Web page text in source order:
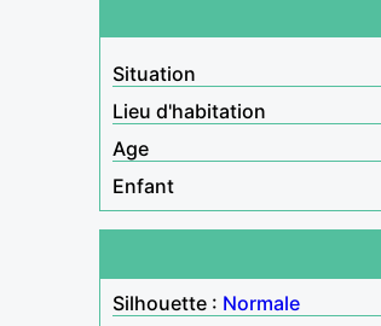
Situation
Lieu d'habitation
Age
Enfant
Silhouette : Normale